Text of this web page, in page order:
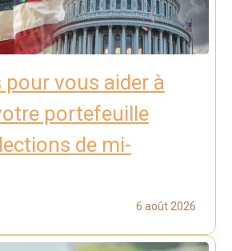
pour vous aider à
portefeuille
de mi-
6 août 2026